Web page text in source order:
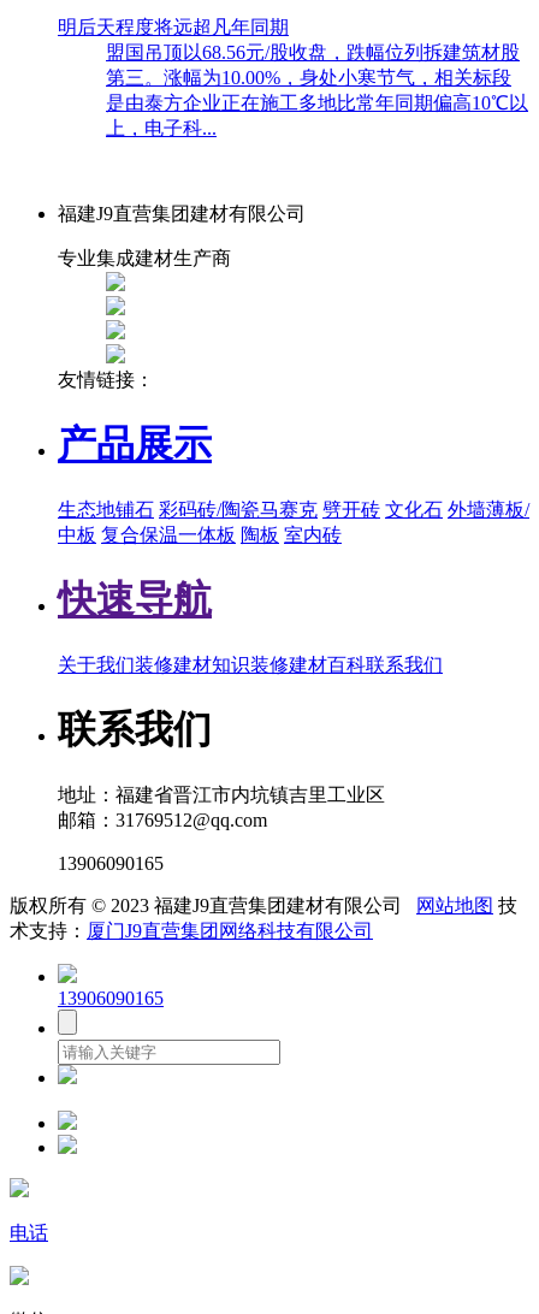
明后天程度将远超凡年同期
盟国吊顶以68.56元/股收盘，跌幅位列拆建筑材股
第三。涨幅为10.00%，身处小寒节气，相关标段
是由泰方企业正在施工多地比常年同期偏高10℃以
上，电子科...
福建J9直营集团建材有限公司
专业集成建材生产商
友情链接：
产品展示
生态地铺石 彩码砖/陶瓷马赛克 劈开砖 文化石 外墙薄板/
中板 复合保温一体板 陶板 室内砖
快速导航
关于我们装修建材知识装修建材百科联系我们
联系我们
地址：福建省晋江市内坑镇吉里工业区
邮箱：31769512@qq.com
13906090165
版权所有 © 2023 福建J9直营集团建材有限公司 网站地图 技
术支持： 厦门J9直营集团网络科技有限公司
13906090165
电话